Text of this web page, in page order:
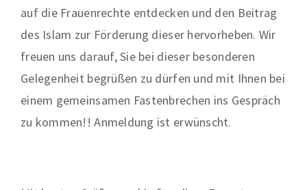
auf die Frauenrechte entdecken und den Beitrag
des Islam zur Förderung dieser hervorheben. Wir
freuen uns darauf, Sie bei dieser besonderen
Gelegenheit begrüßen zu dürfen und mit Ihnen bei
einem gemeinsamen Fastenbrechen ins Gespräch
zu kommen!! Anmeldung ist erwünscht.